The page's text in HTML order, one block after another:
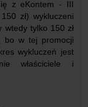
z eKontem - III
zł) wykluczeni
wtedy tylko 150 zł
bo w tej promocji
wykluczeń jest
właściciele i